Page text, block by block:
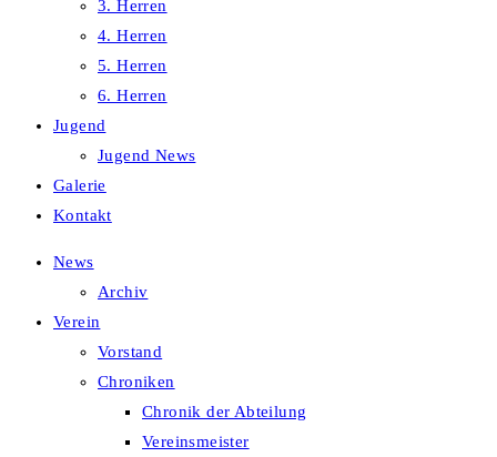
3. Herren
4. Herren
5. Herren
6. Herren
Jugend
Jugend News
Galerie
Kontakt
News
Archiv
Verein
Vorstand
Chroniken
Chronik der Abteilung
Vereinsmeister